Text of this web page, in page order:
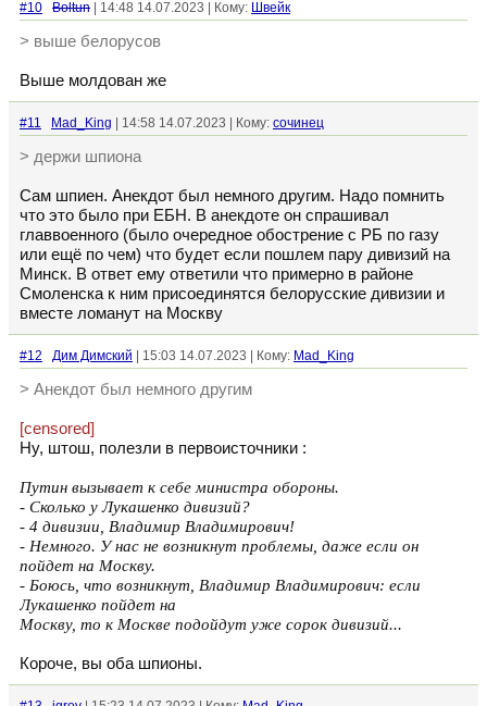
#10 Boltun | 14:48 14.07.2023 | Кому: Швейк
> выше белорусов
Выше молдован же
#11 Mad_King | 14:58 14.07.2023 | Кому: сочинец
> держи шпиона
Сам шпиен. Анекдот был немного другим. Надо помнить
что это было при ЕБН. В анекдоте он спрашивал
главвоенного (было очередное обострение с РБ по газу
или ещё по чем) что будет если пошлем пару дивизий на
Минск. В ответ ему ответили что примерно в районе
Смоленска к ним присоединятся белорусские дивизии и
вместе ломанут на Москву
#12 Дим Димский | 15:03 14.07.2023 | Кому: Mad_King
> Анекдот был немного другим
[censored]
Ну, штош, полезли в первоисточники :
Путин вызывает к себе министра обороны.
- Сколько у Лукашенко дивизий?
- 4 дивизии, Владимир Владимирович!
- Немного. У нас не возникнут проблемы, даже если он
пойдет на Москву.
- Боюсь, что возникнут, Владимир Владимирович: если
Лукашенко пойдет на
Москву, то к Москве подойдут уже сорок дивизий...
Короче, вы оба шпионы.